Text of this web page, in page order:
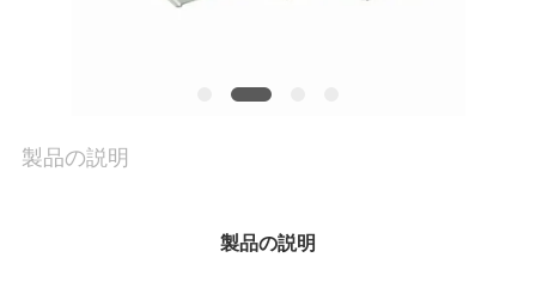
さ
製品の説明
製品の説明